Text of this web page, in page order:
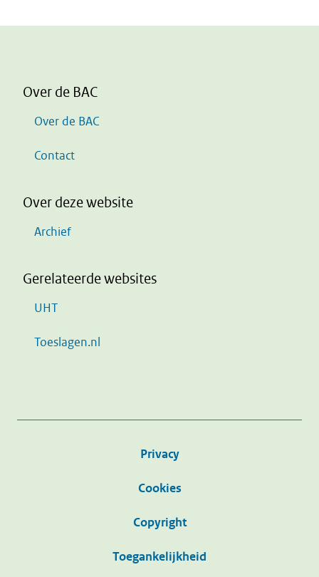
Over de BAC
Over de BAC
Contact
Over deze website
Archief
Gerelateerde websites
UHT
Toeslagen.nl
Privacy
Cookies
Copyright
Toegankelijkheid